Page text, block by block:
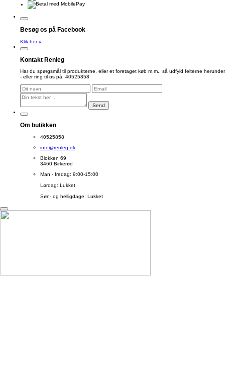
Besøg os på Facebook
Klik her »
Kontakt Renleg
Har du spørgsmål til produkterne, eller et foretaget køb m.m., så udfyld felterne herunder
- eller ring til os på: 40525858
Send
Om butikken
40525858
info@renleg.dk
Blokken 69
3460 Birkerød
Man - fredag: 9:00-15:00
Lørdag: Lukket
Søn- og helligdage: Lukket